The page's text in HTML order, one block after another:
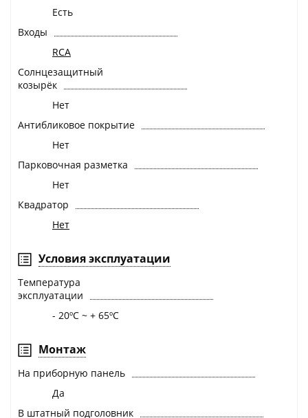
Есть
Входы
RCA
Солнцезащитный
козырёк
Нет
Антибликовое покрытие
Нет
Парковочная разметка
Нет
Квадратор
Нет
Условия эксплуатации
Температура
эксплуатации
- 20ºС ~ + 65ºС
Монтаж
На приборную панель
Да
В штатный подголовник